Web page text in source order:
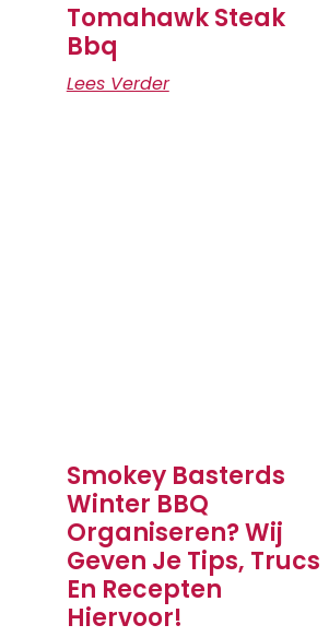
Tomahawk Steak
Bbq
Lees Verder
Smokey Basterds
Winter BBQ
Organiseren? Wij
Geven Je Tips, Trucs
En Recepten
Hiervoor!